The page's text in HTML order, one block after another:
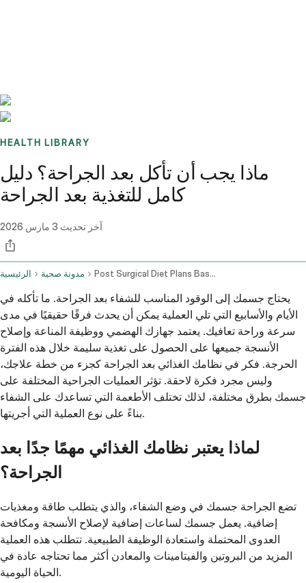
HEALTH LIBRARY
ماذا يجب أن تأكل بعد الجراحة؟ دليل
كامل للتغذية بعد الجراحة
آخر تحديث 3 مارس 2026
الرئيسية مدونة صحية Post Surgical Diet Plans Based On Operation Type
يحتاج جسمك إلى الوقود المناسب للشفاء بعد الجراحة. ما تأكله في
الأيام والأسابيع التي تلي العملية يمكن أن يحدث فرقًا حقيقيًا في مدى
سرعة وراحة تعافيك. يعتمد جهازك الهضمي ووظيفة المناعة وإصلاح
الأنسجة جميعها على الحصول على تغذية سليمة خلال هذه الفترة
الحرجة. فكر في نظامك الغذائي بعد الجراحة كجزء من خطة علاجك،
وليس مجرد فكرة لاحقة. تؤثر العمليات الجراحية المختلفة على
جسمك بطرق مختلفة، لذلك تختلف الأطعمة التي تساعدك على الشفاء
بناءً على نوع العملية التي أجريتها.
لماذا يعتبر نظامك الغذائي مهمًا جدًا بعد
الجراحة؟
تضع الجراحة جسمك في وضع الشفاء، والذي يتطلب طاقة ومغذيات
إضافية. يعمل جسمك لساعات إضافية لإصلاح الأنسجة ومكافحة
العدوى المحتملة واستعادة الوظيفة الطبيعية. تتطلب هذه العملية
المزيد من البروتين والفيتامينات والمعادن أكثر مما تحتاجه عادة في
الحياة اليومية.